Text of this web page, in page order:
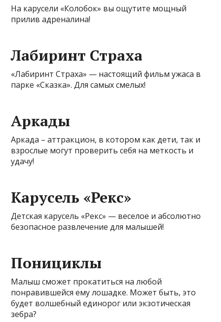
На карусели «Колобок» вы ощутите мощный
прилив адреналина!
Лабиринт Страха
«Лабиринт Страха» — настоящий фильм ужаса в
парке «Сказка». Для самых смелых!
Аркады
Аркада – аттракцион, в котором как дети, так и
взрослые могут проверить себя на меткость и
удачу!
Карусель «Рекс»
Детская карусель «Рекс» — веселое и абсолютно
безопасное развлечение для малышей!
Понициклы
Малыш сможет прокатиться на любой
понравившейся ему лошадке. Может быть, это
будет волшебный единорог или экзотическая
зебра?